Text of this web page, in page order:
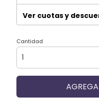
Ver cuotas y
Cantidad